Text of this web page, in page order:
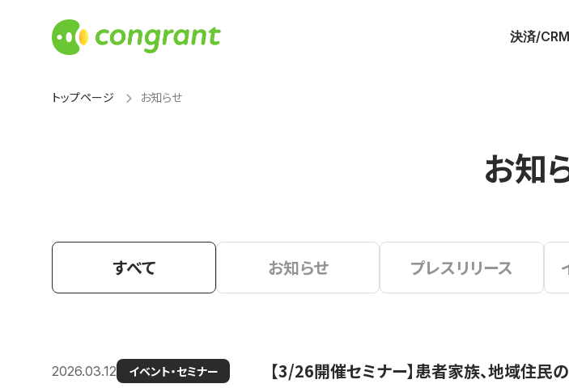
決済/CRM
トップページ お知らせ
お知
すべて お知らせ プレスリリース
2026.03.12 イベント・セミナー 【3/26開催セミナー】患者家族、地域住